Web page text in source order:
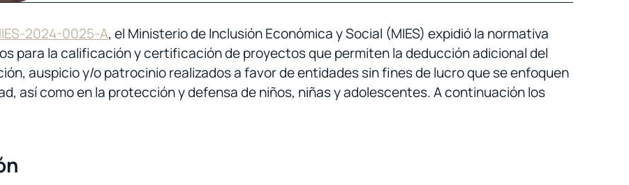
2024-0025-A, el Ministerio de Inclusión Económica y Social (MIES) expidió la normativa
para la calificación y certificación de proyectos que permiten la deducción adicional del
auspicio y/o patrocinio realizados a favor de entidades sin fines de lucro que se enfoquen
así como en la protección y defensa de niños, niñas y adolescentes. A continuación los